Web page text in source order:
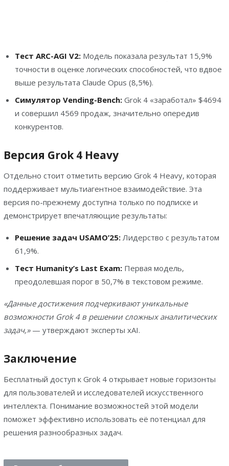
Тест ARC-AGI V2:Модель показала результат 15,9%
точности в оценке логических способностей, что вдвое
выше результата Claude Opus (8,5%).
Симулятор Vending-Bench:Grok 4 «заработал» $4694
и совершил 4569 продаж, значительно опередив
конкурентов.
Версия Grok 4 Heavy
Отдельно стоит отметить версию Grok 4 Heavy, которая
поддерживает мультиагентное взаимодействие. Эта
версия по-прежнему доступна только по подписке и
демонстрирует впечатляющие результаты:
Решение задач USAMO’25:Лидерство с результатом
61,9%.
Тест Humanity’s Last Exam:Первая модель,
преодолевшая порог в 50,7% в текстовом режиме.
«Данные достижения подчеркивают уникальные
возможности Grok 4 в решении сложных аналитических
задач,»— утверждают эксперты xAI.
Заключение
Бесплатный доступ к Grok 4 открывает новые горизонты
для пользователей и исследователей искусственного
интеллекта. Понимание возможностей этой модели
поможет эффективно использовать её потенциал для
решения разнообразных задач.